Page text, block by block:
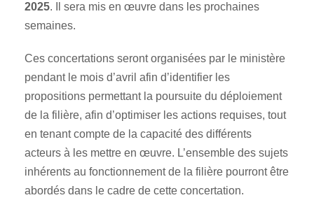
2025. Il sera mis en œuvre dans les prochaines
semaines.
Ces concertations seront organisées par le ministère
pendant le mois d’avril afin d’identifier les
propositions permettant la poursuite du déploiement
de la filière, afin d’optimiser les actions requises, tout
en tenant compte de la capacité des différents
acteurs à les mettre en œuvre. L’ensemble des sujets
inhérents au fonctionnement de la filière pourront être
abordés dans le cadre de cette concertation.